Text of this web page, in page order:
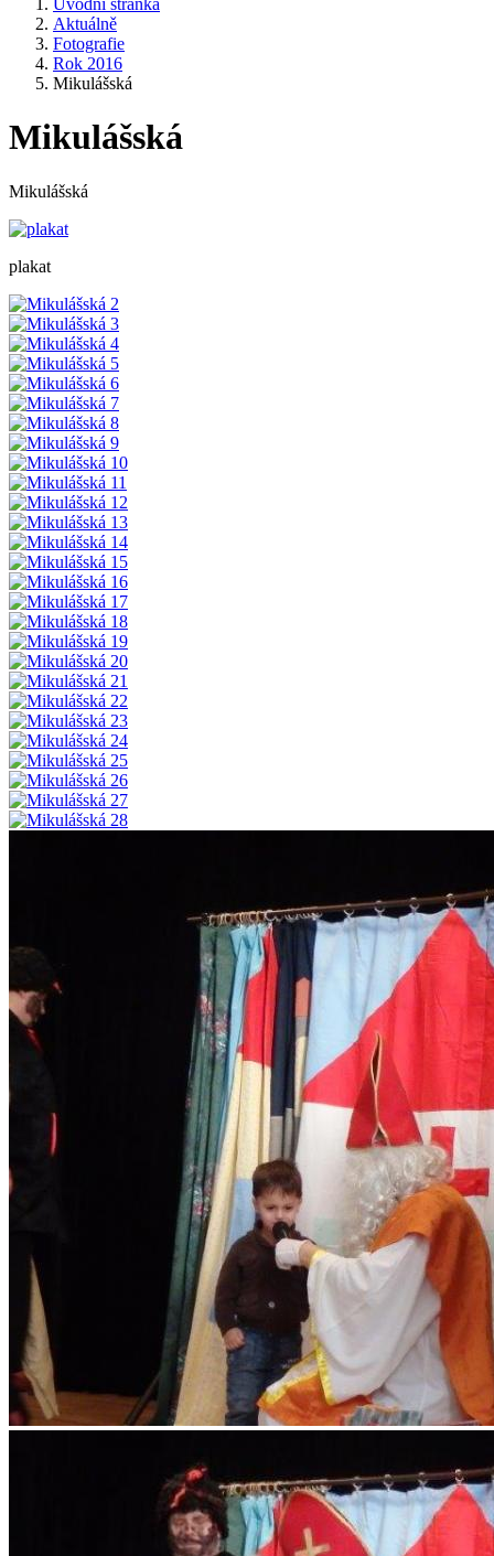
Úvodní stránka
Aktuálně
Fotografie
Rok 2016
Mikulášská
Mikulášská
Mikulášská
plakat